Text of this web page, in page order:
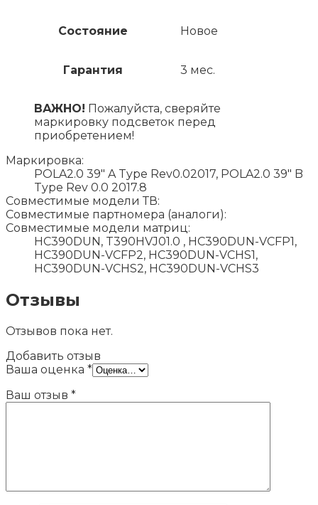
Состояние Новое
Гарантия 3 мес.
ВАЖНО! Пожалуйста, сверяйте
маркировку подсветок перед
приобретением!
Маркировка:
POLA2.0 39" A Type Rev0.02017, POLA2.0 39" B
Type Rev 0.0 2017.8
Совместимые модели ТВ:
Совместимые партномера (аналоги):
Совместимые модели матриц:
HC390DUN, T390HVJ01.0 , HC390DUN-VCFP1,
HC390DUN-VCFP2, HC390DUN-VCHS1,
HC390DUN-VCHS2, HC390DUN-VCHS3
Отзывы
Отзывов пока нет.
Добавить отзыв
Ваша оценка *
Ваш отзыв *